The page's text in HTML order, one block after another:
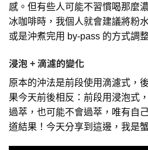
感。但有些人可能不習慣喝那麼
冰咖啡時，我個人就會建議將粉
或是沖煮完用 by-pass 的方式調
浸泡 + 滴濾的變化
原本的沖法是前段使用滴濾式，
果今天前後相反：前段用浸泡式
過萃，也可能不會過萃，唯有自
道結果！今天分享到這邊，我是